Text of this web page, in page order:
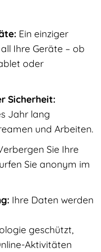
Ein einziger
Ihre Geräte – ob
oder
Sicherheit:
Jahr lang
und Arbeiten.
Sie Ihre
Sie anonym im
Ihre Daten werden
geschützt,
Aktivitäten